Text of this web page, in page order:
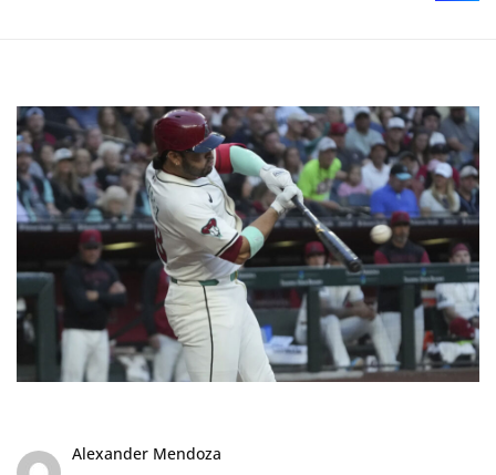
Alexander Mendoza